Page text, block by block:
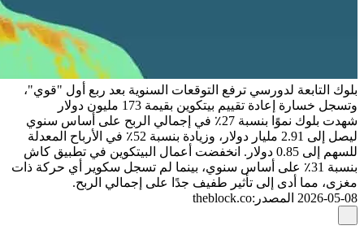
بلوك التابعة لدورسي ترفع التوقعات السنوية بعد ربع أول "قوي"،
وتسجل خسارة إعادة تقييم بيتكوين بقيمة 173 مليون دولار
شهدت بلوك نموًا بنسبة 27٪ في إجمالي الربح على أساس سنوي
ليصل إلى 2.91 مليار دولار، وزيادة بنسبة 52٪ في الأرباح المعدلة
للسهم إلى 0.85 دولار. انخفضت أعمال البيتكوين في تطبيق كاش
بنسبة 31٪ على أساس سنوي، بينما لم تسجل سكوير أي حركة ذات
مغزى، مما أدى إلى تأثير طفيف جدًا على إجمالي الربح.
2026-05-08 المصدر :
theblock.co